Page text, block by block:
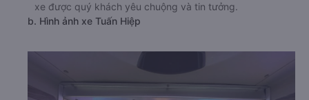
xe được quý khách yêu chuộng và tin tưởng.
b. Hình ảnh xe Tuấn Hiệp